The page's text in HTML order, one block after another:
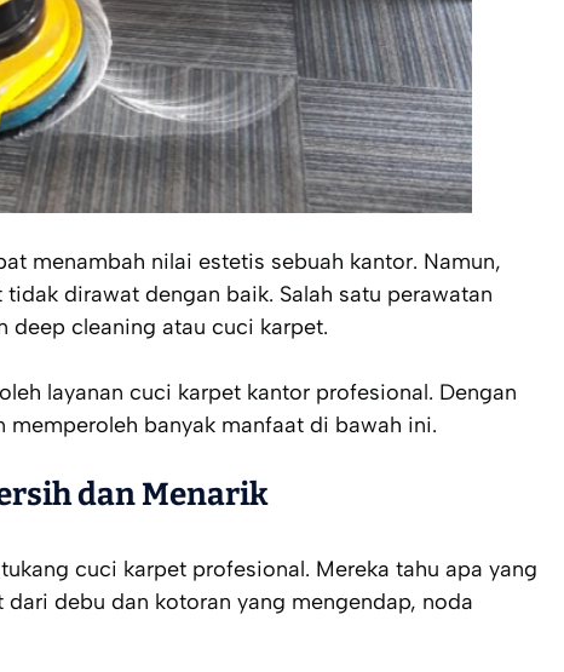
menambah nilai estetis sebuah kantor. Namun,
dirawat dengan baik. Salah satu perawatan
deep cleaning atau cuci karpet.
layanan cuci karpet kantor profesional. Dengan
memperoleh banyak manfaat di bawah ini.
dan Menarik
cuci karpet profesional. Mereka tahu apa yang
debu dan kotoran yang mengendap, noda